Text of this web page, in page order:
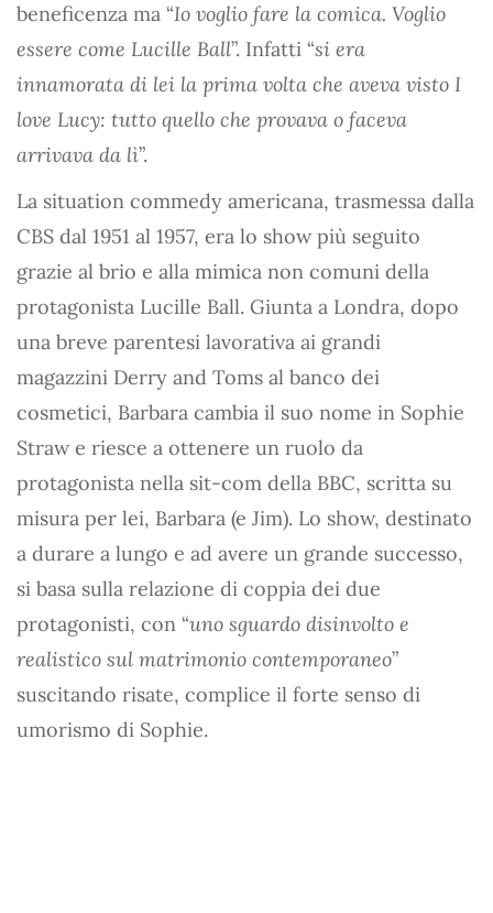
beneficenza ma “Io voglio fare la comica. Voglio
essere come Lucille Ball”. Infatti “si era
innamorata di lei la prima volta che aveva visto I
love Lucy: tutto quello che provava o faceva
arrivava da lì”.
La situation commedy americana, trasmessa dalla
CBS dal 1951 al 1957, era lo show più seguito
grazie al brio e alla mimica non comuni della
protagonista Lucille Ball. Giunta a Londra, dopo
una breve parentesi lavorativa ai grandi
magazzini Derry and Toms al banco dei
cosmetici, Barbara cambia il suo nome in Sophie
Straw e riesce a ottenere un ruolo da
protagonista nella sit-com della BBC, scritta su
misura per lei, Barbara (e Jim). Lo show, destinato
a durare a lungo e ad avere un grande successo,
si basa sulla relazione di coppia dei due
protagonisti, con “uno sguardo disinvolto e
realistico sul matrimonio contemporaneo”
suscitando risate, complice il forte senso di
umorismo di Sophie.